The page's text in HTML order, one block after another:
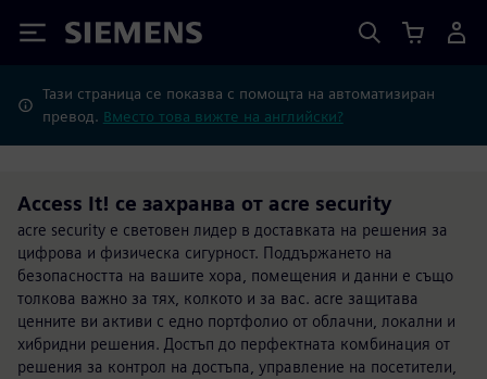
Siemens
Тази страница се показва с помощта на автоматизиран
превод. Вместо това вижте на английски?
Access It! се захранва от acre security
acre security е световен лидер в доставката на решения за
цифрова и физическа сигурност. Поддържането на
безопасността на вашите хора, помещения и данни е също
толкова важно за тях, колкото и за вас. acre защитава
ценните ви активи с едно портфолио от облачни, локални и
хибридни решения. Достъп до перфектната комбинация от
решения за контрол на достъпа, управление на посетители,